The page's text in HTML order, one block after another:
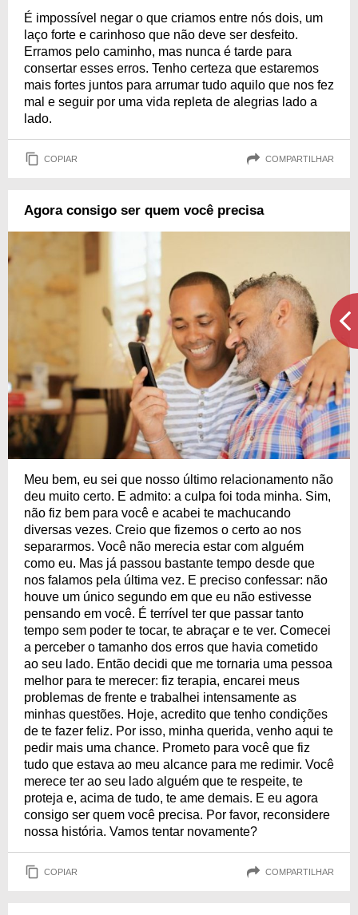
É impossível negar o que criamos entre nós dois, um
laço forte e carinhoso que não deve ser desfeito.
Erramos pelo caminho, mas nunca é tarde para
consertar esses erros. Tenho certeza que estaremos
mais fortes juntos para arrumar tudo aquilo que nos fez
mal e seguir por uma vida repleta de alegrias lado a
lado.
COPIAR COMPARTILHAR
Agora consigo ser quem você precisa
Meu bem, eu sei que nosso último relacionamento não
deu muito certo. E admito: a culpa foi toda minha. Sim,
não fiz bem para você e acabei te machucando
diversas vezes. Creio que fizemos o certo ao nos
separarmos. Você não merecia estar com alguém
como eu. Mas já passou bastante tempo desde que
nos falamos pela última vez. E preciso confessar: não
houve um único segundo em que eu não estivesse
pensando em você. É terrível ter que passar tanto
tempo sem poder te tocar, te abraçar e te ver. Comecei
a perceber o tamanho dos erros que havia cometido
ao seu lado. Então decidi que me tornaria uma pessoa
melhor para te merecer: fiz terapia, encarei meus
problemas de frente e trabalhei intensamente as
minhas questões. Hoje, acredito que tenho condições
de te fazer feliz. Por isso, minha querida, venho aqui te
pedir mais uma chance. Prometo para você que fiz
tudo que estava ao meu alcance para me redimir. Você
merece ter ao seu lado alguém que te respeite, te
proteja e, acima de tudo, te ame demais. E eu agora
consigo ser quem você precisa. Por favor, reconsidere
nossa história. Vamos tentar novamente?
COPIAR COMPARTILHAR